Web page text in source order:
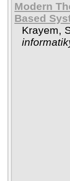
Modern
Based
Krayem,